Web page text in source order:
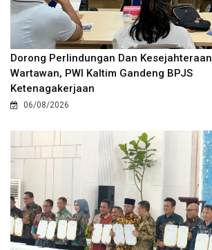
Dorong Perlindungan Dan Kesejahteraan
Wartawan, PWI Kaltim Gandeng BPJS
Ketenagakerjaan
06/08/2026